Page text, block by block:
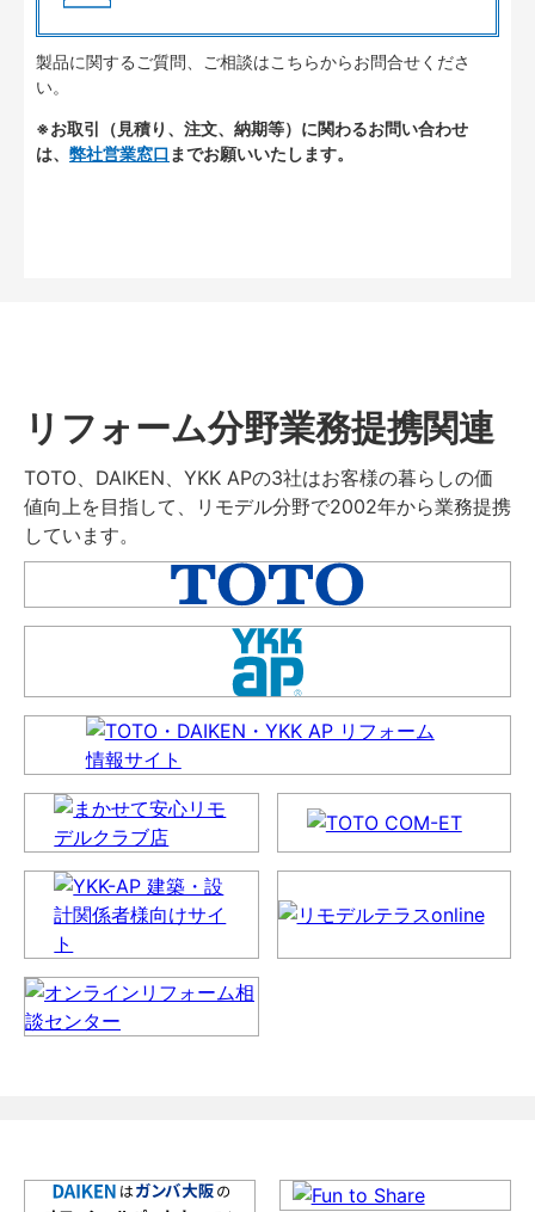
製品に関するご質問、ご相談はこちらからお問合せくださ
い。
※お取引（見積り、注文、納期等）に関わるお問い合わせ
は、 弊社営業窓口 までお願いいたします。
リフォーム分野業務提携関連
TOTO、DAIKEN、YKK APの3社はお客様の暮らしの価
値向上を目指して、リモデル分野で2002年から業務提携
しています。